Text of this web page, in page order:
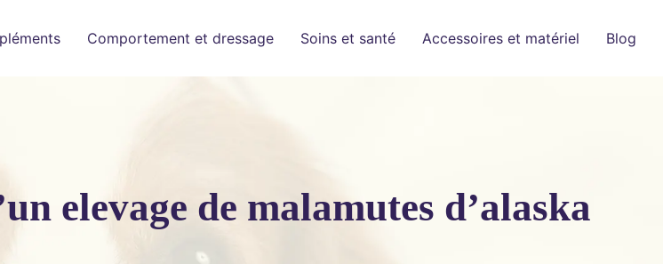
Comportement et dressage Soins et santé Accessoires et matériel Blog
elevage de malamutes d’alaska